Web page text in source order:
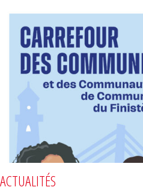
ACTUALITÉS